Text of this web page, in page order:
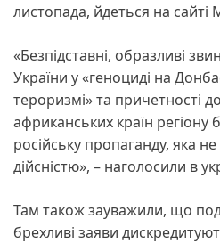
листопада, йдеться на сайті
«Безпідставні, образливі
України у «геноциді на
тероризмі» та причетності до
африканських країн
російську пропаганду, яка
дійсністю», – наголосили в
Там також зауважили, що
брехливі заяви